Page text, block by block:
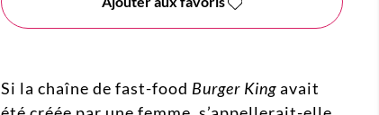
Si la chaîne de fast-food Burger Kingavait